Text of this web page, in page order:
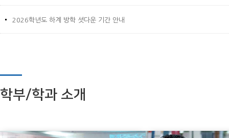
2026학년도 하계 방학 셧다운 기간 안내
학부/학과 소개